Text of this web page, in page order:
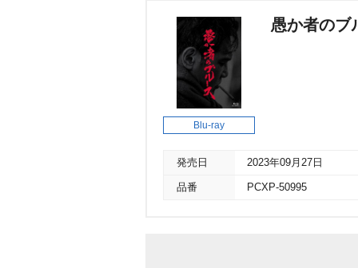
Blu-ray
愚か者のブ
発売日 2023年09月27日
品番 PCXP-50995